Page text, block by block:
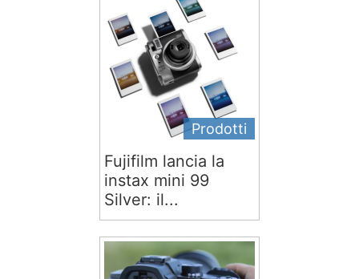
Prodotti
Fujifilm lancia la
instax mini 99
Silver: il...